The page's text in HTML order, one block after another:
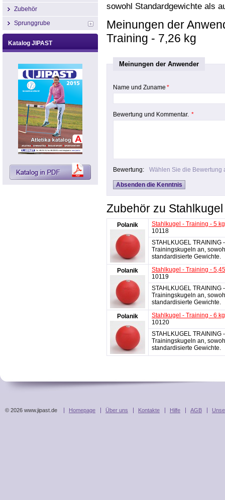
sowohl Standardgewichte als
Meinungen der
Training - 7,26 kg
Meinungen der Anwender
Name und Zuname *
Bewertung und Kommentar. *
Bewertung: Wählen Sie die Bewertung
Zubehör zu
Polanik
Stahlkugel - Training - 5 kg
10118
STAHLKUGEL TRAINING
Trainingskugeln an,
standardisierte Gewichte.
Polanik
Stahlkugel - Training -
10119
STAHLKUGEL TRAINING
Trainingskugeln an,
standardisierte Gewichte.
Polanik
Stahlkugel - Training - 6 kg
10120
STAHLKUGEL TRAINING
Trainingskugeln an,
standardisierte Gewichte.
Zubehör
Sprunggrube
Katalog JIPAST
Homepage Über uns Kontakte Hilfe AGB
© 2026 www.jipast.de